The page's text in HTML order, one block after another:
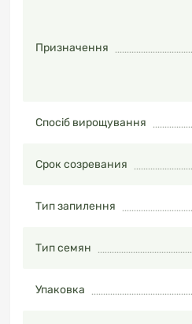
Призначення
Спосіб вирощування
Срок созревания
Тип запилення
Тип семян
Упаковка